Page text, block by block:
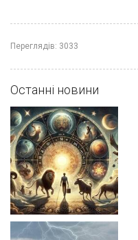
Переглядів: 3033
Останні новини